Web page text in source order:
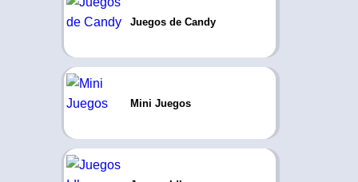
Juegos de Candy
Mini Juegos